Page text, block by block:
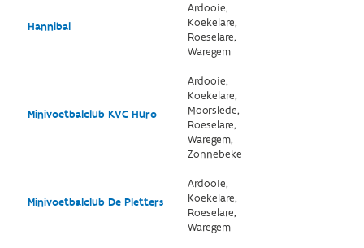
Hannibal
Ardooie,
Koekelare,
Roeselare,
Waregem
Minivoetbalclub KVC Huro
Ardooie,
Koekelare,
Moorslede,
Roeselare,
Waregem,
Zonnebeke
Minivoetbalclub De Pletters
Ardooie,
Koekelare,
Roeselare,
Waregem